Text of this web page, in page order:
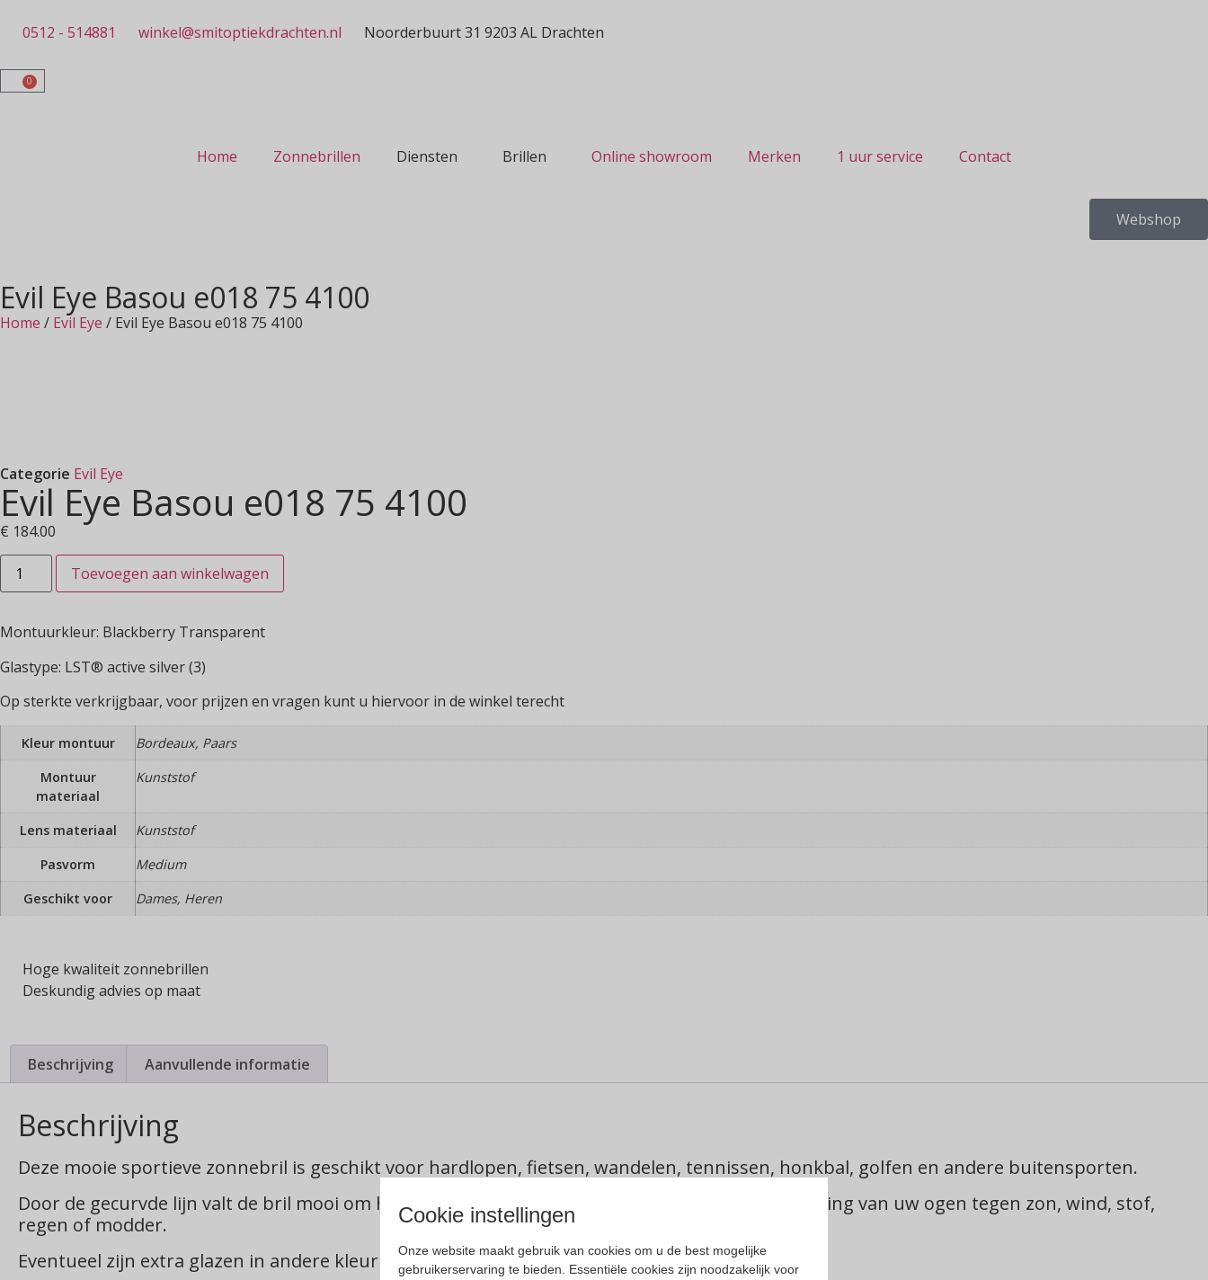
0512 - 514881 winkel@smitoptiekdrachten.nl Noorderbuurt 31 9203 AL Drachten
0
Home Zonnebrillen Diensten Brillen Online showroom Merken 1 uur service Contact
Webshop
Evil Eye Basou e018 75 4100
Home / Evil Eye / Evil Eye Basou e018 75 4100
Categorie Evil Eye
Evil Eye Basou e018 75 4100
€ 184.00
Toevoegen aan winkelwagen
Montuurkleur: Blackberry Transparent
Glastype: LST® active silver (3)
Op sterkte verkrijgbaar, voor prijzen en vragen kunt u hiervoor in de winkel terecht
Kleur montuur
Bordeaux, Paars
Montuur
materiaal
Kunststof
Lens materiaal
Kunststof
Pasvorm
Medium
Geschikt voor
Dames, Heren
Hoge kwaliteit zonnebrillen
Deskundig advies op maat
Beschrijving Aanvullende informatie
Beschrijving
Deze mooie sportieve zonnebril is geschikt voor hardlopen, fietsen, wandelen, tennissen, honkbal, golfen en andere buitensporten.
Door de gecurvde lijn valt de bril mooi om het gezicht, daardoor heeft u een perfecte bescherming van uw ogen tegen zon, wind, stof,
regen of modder.
Eventueel zijn extra glazen in andere kleuren los bij te bestellen (ook blank)
Cookie instellingen
Onze website maakt gebruik van cookies om u de best mogelijke
gebruikerservaring te bieden. Essentiële cookies zijn noodzakelijk voor